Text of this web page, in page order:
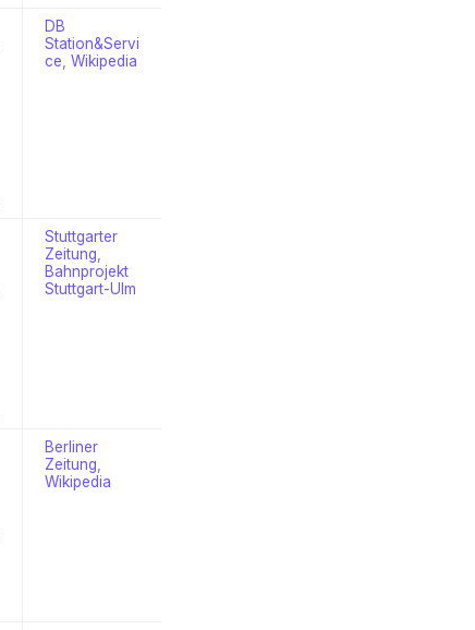
DB
Station&Servi
ce Wikipedia
Stuttgarter
Zeitung
Bahnprojekt
Stuttgart-Ulm
Berliner
Zeitung
Wikipedia